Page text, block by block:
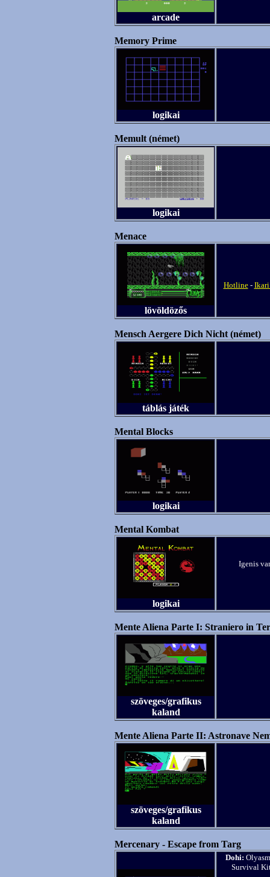
arcade
Memory Prime
logikai
Memult (német)
logikai
Menace
lövöldözős
Hotline-
Mensch Aergere Dich Nicht (német)
táblás játék
Mental Blocks
logikai
Mental Kombat
logikai
Igenis
Mente Aliena Parte I: Straniero in
szöveges/grafikus
kaland
Mente Aliena Parte II: Astronave
szöveges/grafikus
kaland
Mercenary - Escape from Targ
Dohi:
Survival